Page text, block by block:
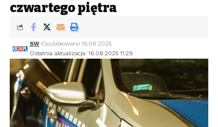
czwartego piętra
Ostatnia aktualizacja: 16.08.2025 11:29
SW Opublikowano 16.08.2025